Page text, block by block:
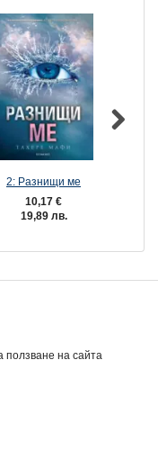
2: Разнищи ме
10,17 €
19,89 лв.
ползване на сайта